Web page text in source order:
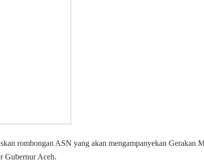
rombongan ASN yang akan mengampanyekan Gerakan
Gubernur Aceh.